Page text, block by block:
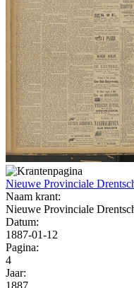
Nieuwe Provinciale
Naam krant:
Nieuwe Provinciale
Datum:
1887-01-12
Pagina:
4
Jaar: